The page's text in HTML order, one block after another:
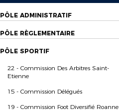
PÔLE ADMINISTRATIF
PÔLE RÈGLEMENTAIRE
PÔLE SPORTIF
22 - Commission Des Arbitres Saint-
Etienne
15 - Commission Délégués
19 - Commission Foot Diversifié Roanne